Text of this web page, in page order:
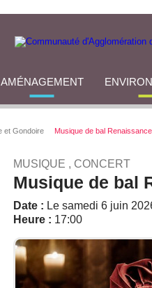
AMÉNAGEMENT
et Gondoire Musique de bal Renaissance
MUSIQUE , CONCERT
Musique de bal
Date : Le samedi 6 juin
Heure : 17:00